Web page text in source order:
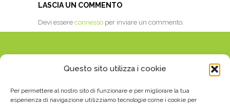
Questo sito utilizza i cookie
Per permettere al nostro sito di funzionare e per migliorare la tua
esperienza di navigazione utilizziamo tecnologie come i cookie per
LASCIA UN COMMENTO
Devi essere connesso per inviare un commento.